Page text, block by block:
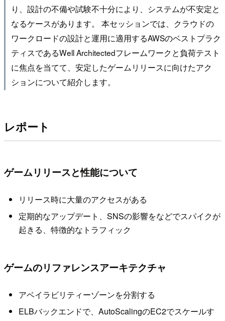
り、設計の不備や試験不十分により、システムが不安定と
なるケースがあります。 本セッションでは、クラウドの
ワークロードの設計と運用に適用するAWSのベストプラク
ティスであるWell Architectedフレームワークと負荷テスト
に焦点を当てて、安定したゲームリリースに向けたアク
ションについて紹介します。
レポート
ゲームリリースと性能について
リリース時に大量のアクセスがある
定期的なアップデート、SNSの影響をなどでスパイクが
起きる、特徴的なトラフィック
ゲームのリファレンスアーキテクチャ
アベイラビリティーゾーンを分割する
ELBバックエンドで、AutoScalingのEC2でスケールす